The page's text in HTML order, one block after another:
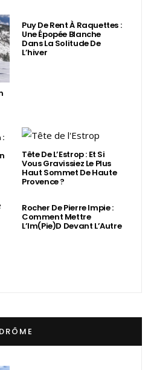
Puy De Rent À Raquettes :
Une Épopée Blanche
Dans La Solitude De
L’hiver
:
Tête De L’Estrop : Et Si
Vous Gravissiez Le Plus
Haut Sommet De Haute
Provence ?
Rocher De Pierre Impie :
Comment Mettre
L’Im(Pie)d Devant L’Autre
DRÔME